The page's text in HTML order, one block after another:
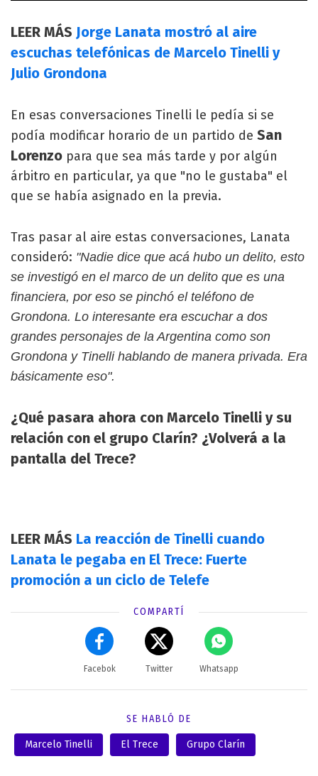
LEER MÁS Jorge Lanata mostró al aire
escuchas telefónicas de Marcelo Tinelli y
Julio Grondona
En esas conversaciones Tinelli le pedía si se
podía modificar horario de un partido de San
Lorenzo para que sea más tarde y por algún
árbitro en particular, ya que "no le gustaba" el
que se había asignado en la previa.
Tras pasar al aire estas conversaciones, Lanata
consideró: "Nadie dice que acá hubo un delito, esto
se investigó en el marco de un delito que es una
financiera, por eso se pinchó el teléfono de
Grondona. Lo interesante era escuchar a dos
grandes personajes de la Argentina como son
Grondona y Tinelli hablando de manera privada. Era
básicamente eso".
¿Qué pasara ahora con Marcelo Tinelli y su
relación con el grupo Clarín? ¿Volverá a la
pantalla del Trece?
LEER MÁS La reacción de Tinelli cuando
Lanata le pegaba en El Trece: Fuerte
promoción a un ciclo de Telefe
COMPARTÍ
Facebok Twitter Whatsapp
SE HABLÓ DE
Marcelo Tinelli El Trece Grupo Clarín